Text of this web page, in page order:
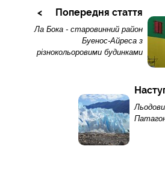
Попередня стаття
Ла Бока - старовинний район
Буенос-Айреса з
різнокольоровими будинками